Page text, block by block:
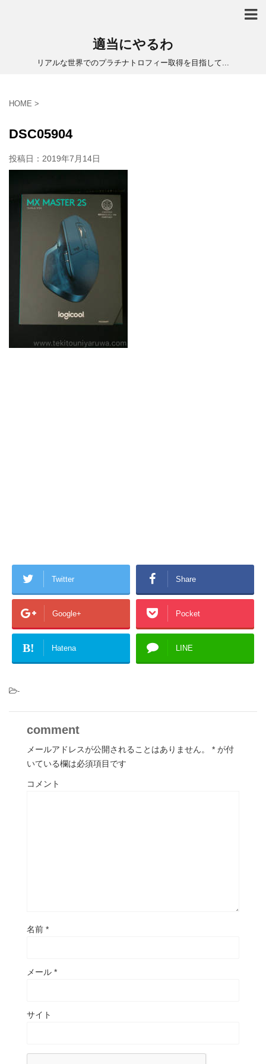
適当にやるわ
リアルな世界でのプラチナトロフィー取得を目指して...
HOME >
DSC05904
投稿日： 2019年7月14日
Twitter Share
Google+ Pocket
B! Hatena LINE
-
comment
メールアドレスが公開されることはありません。 * が付
いている欄は必須項目です
コメント
名前 *
メール *
サイト